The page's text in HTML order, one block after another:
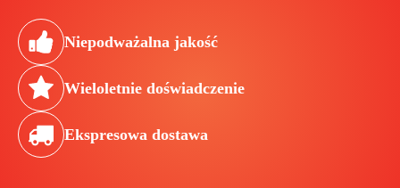
Niepodważalna jakość
Wieloletnie doświadczenie
Ekspresowa dostawa